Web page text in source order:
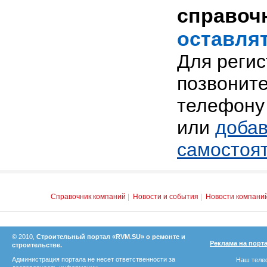
Для
или
Справочник компаний Новости и события Новости
© 2010, Строительный портал «RVM.SU» о ремонте и
строительстве.
Администрация портала не несет ответственности за
Реклама на
Наш